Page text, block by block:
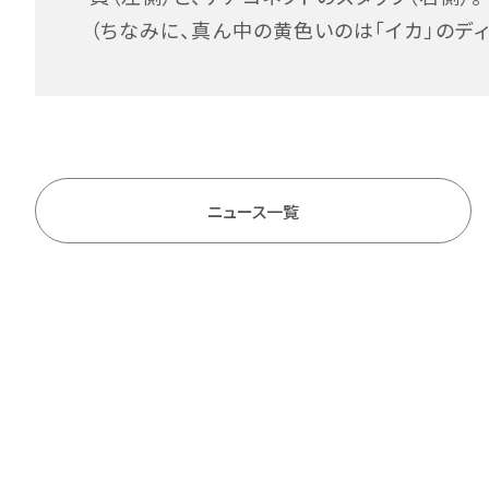
（ちなみに、真ん中の黄色いのは「イカ」のディ
ニュース一覧